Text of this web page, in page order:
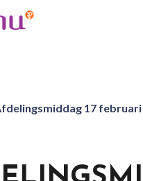
17 februari